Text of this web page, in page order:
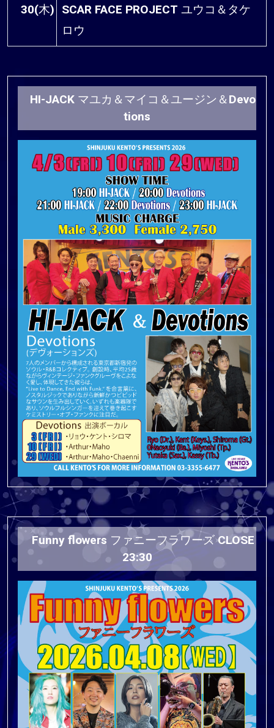
30(木) SCAR FACE PROJECT ユウコ＆タケ
ロウ
HI-JACK マユカ＆マイコ＆ユージン＆Devo
tions
Funny flowers ファニーフラワーズ CLOSE
23:30